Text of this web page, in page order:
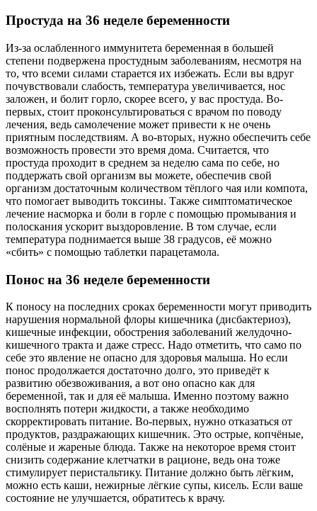
Простуда на 36 неделе беременности
Из-за ослабленного иммунитета беременная в большей
степени подвержена простудным заболеваниям, несмотря на
то, что всеми силами старается их избежать. Если вы вдруг
почувствовали слабость, температура увеличивается, нос
заложен, и болит горло, скорее всего, у вас простуда. Во-
первых, стоит проконсультироваться с врачом по поводу
лечения, ведь самолечение может привести к не очень
приятным последствиям. А во-вторых, нужно обеспечить себе
возможность провести это время дома. Считается, что
простуда проходит в среднем за неделю сама по себе, но
поддержать свой организм вы можете, обеспечив свой
организм достаточным количеством тёплого чая или компота,
что помогает выводить токсины. Также симптоматическое
лечение насморка и боли в горле с помощью промывания и
полоскания ускорит выздоровление. В том случае, если
температура поднимается выше 38 градусов, её можно
«сбить» с помощью таблетки парацетамола.
Понос на 36 неделе беременности
К поносу на последних сроках беременности могут приводить
нарушения нормальной флоры кишечника (дисбактериоз),
кишечные инфекции, обострения заболеваний желудочно-
кишечного тракта и даже стресс. Надо отметить, что само по
себе это явление не опасно для здоровья малыша. Но если
понос продолжается достаточно долго, это приведёт к
развитию обезвоживания, а вот оно опасно как для
беременной, так и для её малыша. Именно поэтому важно
восполнять потери жидкости, а также необходимо
скорректировать питание. Во-первых, нужно отказаться от
продуктов, раздражающих кишечник. Это острые, копчёные,
солёные и жареные блюда. Также на некоторое время стоит
снизить содержание клетчатки в рационе, ведь она тоже
стимулирует перистальтику. Питание должно быть лёгким,
можно есть каши, нежирные лёгкие супы, кисель. Если ваше
состояние не улучшается, обратитесь к врачу.